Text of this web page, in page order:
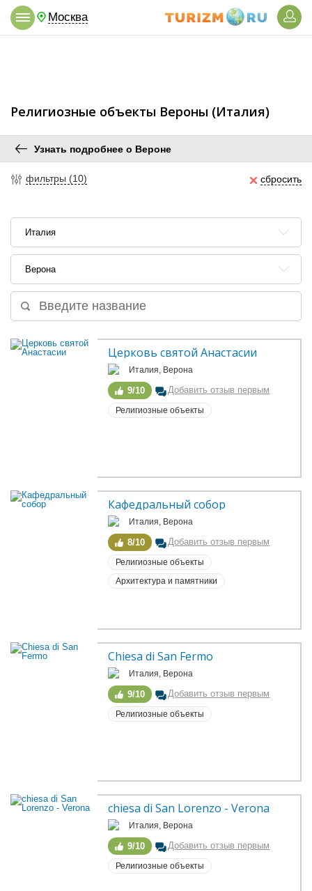
Москва
Религиозные объекты Вероны (Италия)
Узнать подробнее о Вероне
фильтры (10) сбросить
Италия
Верона
Церковь святой Анастасии
Италия, Верона
9/10 Добавить отзыв первым
Религиозные объекты
Кафедральный собор
Италия, Верона
8/10 Добавить отзыв первым
Религиозные объекты
Архитектура и памятники
Chiesa di San Fermo
Италия, Верона
9/10 Добавить отзыв первым
Религиозные объекты
chiesa di San Lorenzo - Verona
Италия, Верона
9/10 Добавить отзыв первым
Религиозные объекты